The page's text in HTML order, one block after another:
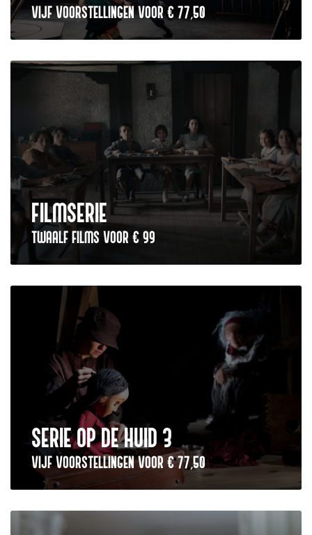
VIJF VOORSTELLINGEN VOOR € 77,50
FILMSERIE
TWAALF FILMS VOOR € 99
SERIE OP DE HUID 3
VIJF VOORSTELLINGEN VOOR € 77,50